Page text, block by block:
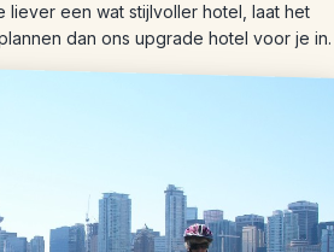
liever een wat stijlvoller hotel, laat het
dan ons upgrade hotel voor je in.